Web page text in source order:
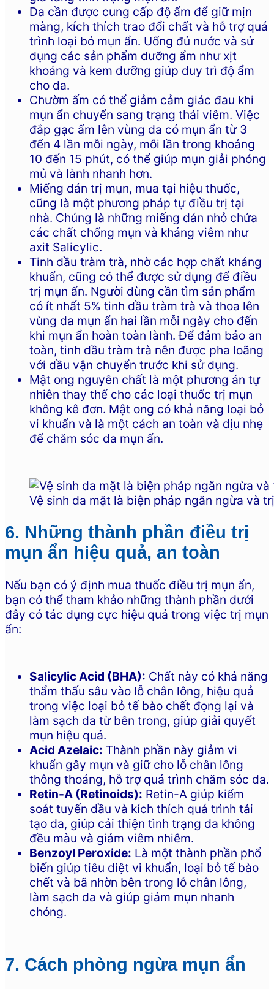
Da cần được cung cấp độ ẩm để giữ mịn
màng, kích thích trao đổi chất và hỗ trợ quá
trình loại bỏ mụn ẩn. Uống đủ nước và sử
dụng các sản phẩm dưỡng ẩm như xịt
khoáng và kem dưỡng giúp duy trì độ ẩm
cho da.
Chườm ấm có thể giảm cảm giác đau khi
mụn ẩn chuyển sang trạng thái viêm. Việc
đắp gạc ấm lên vùng da có mụn ẩn từ 3
đến 4 lần mỗi ngày, mỗi lần trong khoảng
10 đến 15 phút, có thể giúp mụn giải phóng
mủ và lành nhanh hơn.
Miếng dán trị mụn, mua tại hiệu thuốc,
cũng là một phương pháp tự điều trị tại
nhà. Chúng là những miếng dán nhỏ chứa
các chất chống mụn và kháng viêm như
axit Salicylic.
Tinh dầu tràm trà, nhờ các hợp chất kháng
khuẩn, cũng có thể được sử dụng để điều
trị mụn ẩn. Người dùng cần tìm sản phẩm
có ít nhất 5% tinh dầu tràm trà và thoa lên
vùng da mụn ẩn hai lần mỗi ngày cho đến
khi mụn ẩn hoàn toàn lành. Để đảm bảo an
toàn, tinh dầu tràm trà nên được pha loãng
với dầu vận chuyển trước khi sử dụng.
Mật ong nguyên chất là một phương án tự
nhiên thay thế cho các loại thuốc trị mụn
không kê đơn. Mật ong có khả năng loại bỏ
vi khuẩn và là một cách an toàn và dịu nhẹ
để chăm sóc da mụn ẩn.
Vệ sinh da mặt là biện pháp ngăn ngừa và
6. Những thành phần điều trị
mụn ẩn hiệu quả, an toàn
Nếu bạn có ý định mua thuốc điều trị mụn ẩn,
bạn có thể tham khảo những thành phần dưới
đây có tác dụng cực hiệu quả trong việc trị mụn
ẩn:
Salicylic Acid (BHA): Chất này có khả năng
thẩm thấu sâu vào lỗ chân lông, hiệu quả
trong việc loại bỏ tế bào chết đọng lại và
làm sạch da từ bên trong, giúp giải quyết
mụn hiệu quả.
Acid Azelaic: Thành phần này giảm vi
khuẩn gây mụn và giữ cho lỗ chân lông
thông thoáng, hỗ trợ quá trình chăm sóc da.
Retin-A (Retinoids): Retin-A giúp kiểm
soát tuyến dầu và kích thích quá trình tái
tạo da, giúp cải thiện tình trạng da không
đều màu và giảm viêm nhiễm.
Benzoyl Peroxide: Là một thành phần phổ
biến giúp tiêu diệt vi khuẩn, loại bỏ tế bào
chết và bã nhờn bên trong lỗ chân lông,
làm sạch da và giúp giảm mụn nhanh
chóng.
7. Cách phòng ngừa mụn ẩn